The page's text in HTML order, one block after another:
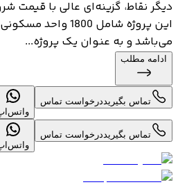
این پروژه شامل
می‌باشد و به عنوان یک پروژه...
ادامه مطلب
تماس بگیریددرخواست تماس
تماس بگیریددرخواست تماس